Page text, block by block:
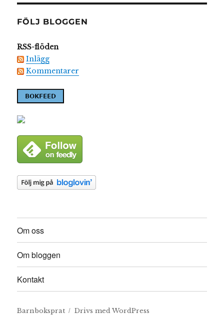
FÖLJ BLOGGEN
RSS-flöden
Inlägg
Kommentarer
Om oss
Om bloggen
Kontakt
Barnboksprat Drivs med WordPress